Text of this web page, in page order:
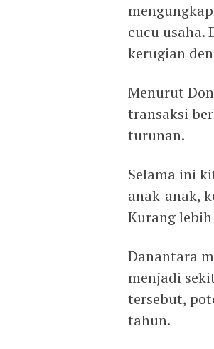
cucu usaha.
kerugian
Menurut
transaksi
turunan.
Selama ini
anak-anak,
Kurang
Danantara
menjadi
tersebut,
tahun.